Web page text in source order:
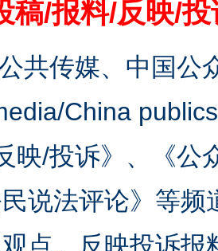
稿/报料/反映/
共传媒、中国公
China
映/投诉》、《公
说法评论》等